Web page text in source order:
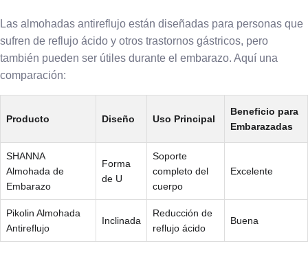
Las almohadas antireflujo están diseñadas para personas que
sufren de reflujo ácido y otros trastornos gástricos, pero
también pueden ser útiles durante el embarazo. Aquí una
comparación:
Producto Diseño Uso Principal
Beneficio para
Embarazadas
SHANNA
Almohada de
Embarazo
Forma
de U
Soporte
completo del
cuerpo
Excelente
Pikolin Almohada
Antireflujo
Inclinada
Reducción de
reflujo ácido
Buena